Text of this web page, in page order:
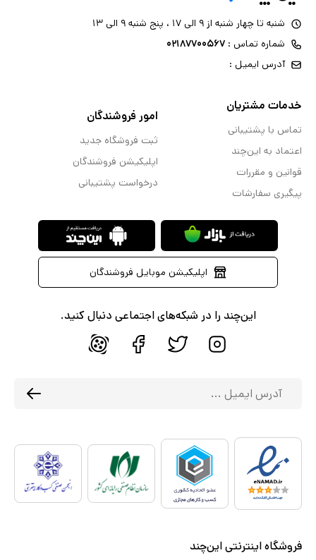
شنبه تا چهار شنبه از ۹ الی ۱۷ ، پنج شنبه ۹ الی ۱۳
شماره تماس : ۰۲۱۸۷۷۰۰۵۶۷
آدرس ایمیل :
خدمات مشتریان
تماس با پشتیبانی
اعتماد به این‌چند
قوانین و مقررات
پیگیری سفارشات
امور فروشندگان
ثبت فروشگاه جدید
اپلیکیشن فروشندگان
درخواست پشتیبانی
اپلیکیشن موبایل فروشندگان
این‌چند را در شبکه‌های اجتماعی دنبال کنید.
فروشگاه اینترنتی این‌چند